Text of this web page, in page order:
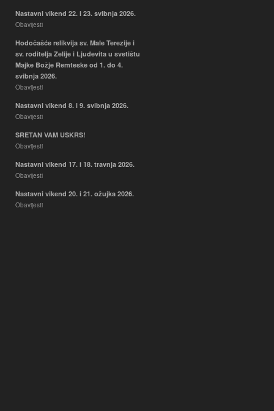
Nastavni vikend 22. i 23. svibnja 2026.
Obavijesti
Hodočašće relikvija sv. Male Terezije i
sv. roditelja Zelije i Ljudevita u svetištu
Majke Božje Remteske od 1. do 4.
svibnja 2026.
Obavijesti
Nastavni vikend 8. i 9. svibnja 2026.
Obavijesti
SRETAN VAM USKRS!
Obavijesti
Nastavni vikend 17. i 18. travnja 2026.
Obavijesti
Nastavni vikend 20. i 21. ožujka 2026.
Obavijesti